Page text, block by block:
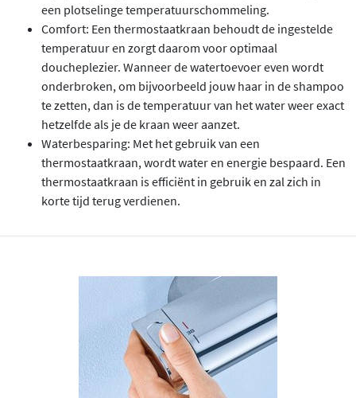
een plotselinge temperatuurschommeling.
Comfort: Een thermostaatkraan behoudt de ingestelde
temperatuur en zorgt daarom voor optimaal
doucheplezier. Wanneer de watertoevoer even wordt
onderbroken, om bijvoorbeeld jouw haar in de shampoo
te zetten, dan is de temperatuur van het water weer exact
hetzelfde als je de kraan weer aanzet.
Waterbesparing: Met het gebruik van een
thermostaatkraan, wordt water en energie bespaard. Een
thermostaatkraan is efficiënt in gebruik en zal zich in
korte tijd terug verdienen.